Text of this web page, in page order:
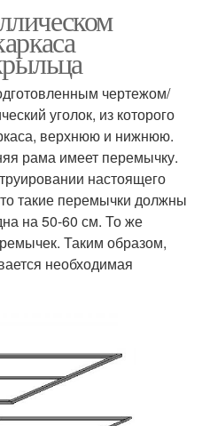
чертежом/
уголок, из которого
верхнюю и нижнюю.
рама имеет перемычку.
настоящего
такие перемычки должны
на 50-60 см. То же
Таким образом,
необходимая